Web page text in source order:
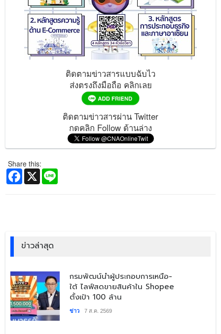
ติดตามข่าวสารแบบฉับไว
ส่งตรงถึงมือถือ คลิกเลย
ติดตามข่าวสารผ่าน Twitter
กดคลิก Follow ด้านล่าง
Share this:
Facebook
X
ข่าวล่าสุด
​กรมพัฒน์นำผู้ประกอบการเหนือ-
ใต้ ไลฟ์สดขายสินค้าใน Shopee
ตั้งเป้า 100 ล้าน
ข่าว 7 ส.ค. 2569